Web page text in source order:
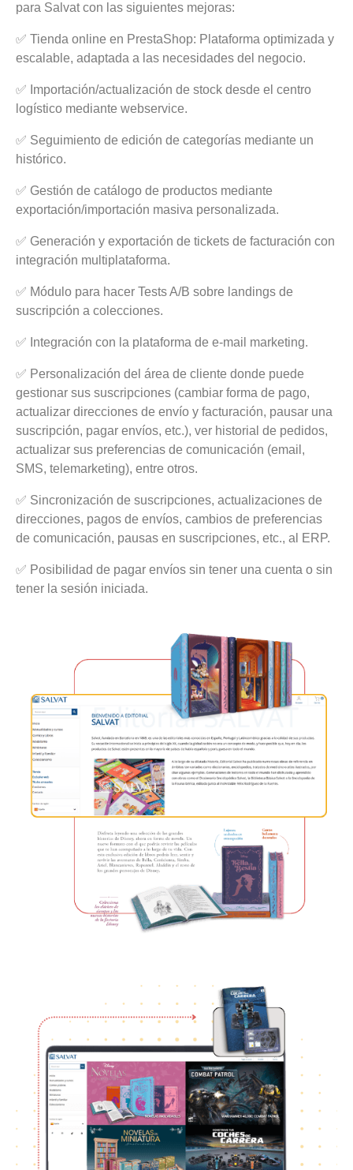
para Salvat con las siguientes mejoras:
✅ Tienda online en PrestaShop: Plataforma optimizada y
escalable, adaptada a las necesidades del negocio.
✅ Importación/actualización de stock desde el centro
logístico mediante webservice.
✅ Seguimiento de edición de categorías mediante un
histórico.
✅ Gestión de catálogo de productos mediante
exportación/importación masiva personalizada.
✅ Generación y exportación de tickets de facturación con
integración multiplataforma.
✅ Módulo para hacer Tests A/B sobre landings de
suscripción a colecciones.
✅ Integración con la plataforma de e-mail marketing.
✅ Personalización del área de cliente donde puede
gestionar sus suscripciones (cambiar forma de pago,
actualizar direcciones de envío y facturación, pausar una
suscripción, pagar envíos, etc.), ver historial de pedidos,
actualizar sus preferencias de comunicación (email,
SMS, telemarketing), entre otros.
✅ Sincronización de suscripciones, actualizaciones de
direcciones, pagos de envíos, cambios de preferencias
de comunicación, pausas en suscripciones, etc., al ERP.
✅ Posibilidad de pagar envíos sin tener una cuenta o sin
tener la sesión iniciada.